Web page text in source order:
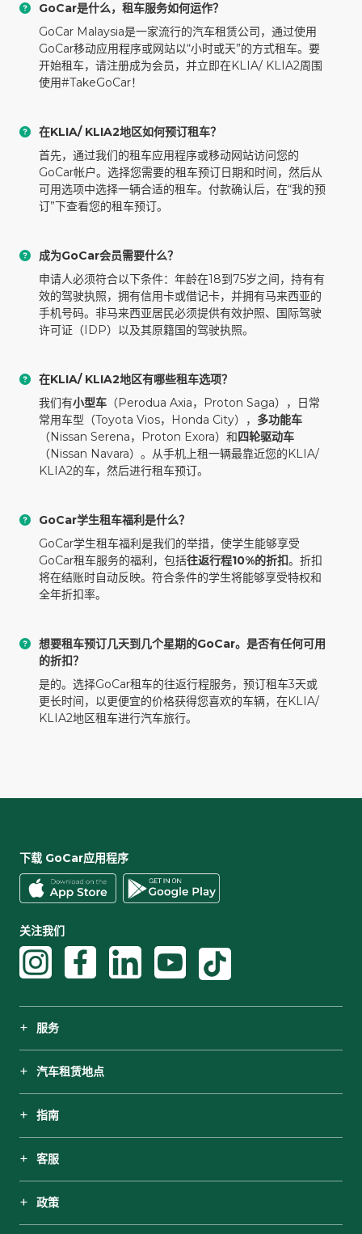
GoCar是什么，租车服务如何运作？
GoCar Malaysia是一家流行的汽车租赁公司，通过使用
GoCar移动应用程序或网站以“小时或天”的方式租车。要
开始租车，请注册成为会员，并立即在KLIA/ KLIA2周围
使用#TakeGoCar！
在KLIA/ KLIA2地区如何预订租车？
首先，通过我们的租车应用程序或移动网站访问您的
GoCar帐户。选择您需要的租车预订日期和时间，然后从
可用选项中选择一辆合适的租车。付款确认后，在“我的预
订”下查看您的租车预订。
成为GoCar会员需要什么？
申请人必须符合以下条件：年龄在18到75岁之间，持有有
效的驾驶执照，拥有信用卡或借记卡，并拥有马来西亚的
手机号码。非马来西亚居民必须提供有效护照、国际驾驶
许可证（IDP）以及其原籍国的驾驶执照。
在KLIA/ KLIA2地区有哪些租车选项？
我们有小型车 （Perodua Axia，Proton Saga），日常
常用车型（Toyota Vios，Honda City）， 多功能车
（Nissan Serena，Proton Exora）和四轮驱动车
（Nissan Navara）。从手机上租一辆最靠近您的KLIA/
KLIA2的车，然后进行租车预订。
GoCar学生租车福利是什么？
GoCar学生租车福利是我们的举措，使学生能够享受
GoCar租车服务的福利，包括往返行程10%的折扣。折扣
将在结账时自动反映。符合条件的学生将能够享受特权和
全年折扣率。
想要租车预订几天到几个星期的GoCar。是否有任何可用
的折扣？
是的。选择GoCar租车的往返行程服务，预订租车3天或
更长时间，以更便宜的价格获得您喜欢的车辆，在KLIA/
KLIA2地区租车进行汽车旅行。
下载 GoCar应用程序
关注我们
服务
汽车租赁地点
指南
客服
政策